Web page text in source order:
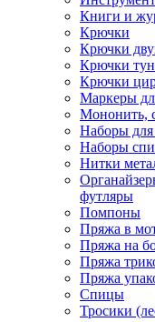
Книги и
Крючки
Крючки
Крючки
Крючки
Маркеры
Мононить,
Наборы для
Наборы
Нитки
футляры
Помпоны
Пряжа в
Пряжа на
Пряжа
Пряжа
Спицы
Тросики